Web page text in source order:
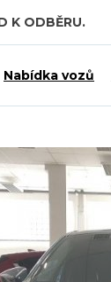
K ODBĚRU.
KČ.
Nabídka vozů